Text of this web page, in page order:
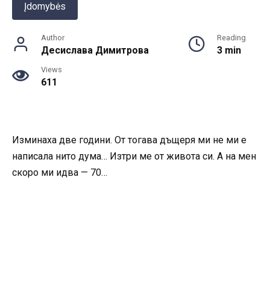
Įdomybės
Author
Десислава Димитрова
Reading
3 min
Views
611
Изминаха две години. От тогава дъщеря ми не ми е
написала нито дума… Изтри ме от живота си. А на мен
скоро ми идва — 70…